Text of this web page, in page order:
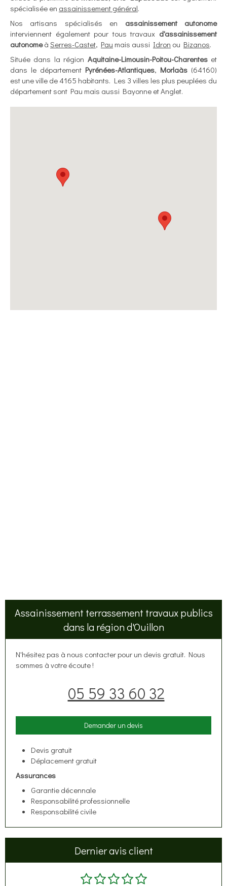
spécialisée en assainissement général.
Nos artisans spécialisés en assainissement autonome
interviennent également pour tous travaux d'assainissement
autonomeà Serres-Castet, Pau mais aussi Idron ou Bizanos.
Située dans la région Aquitaine-Limousin-Poitou-Charenteset
dans le département Pyrénées-Atlantiques, Morlaàs (64160)
est une ville de 4165 habitants. Les 3 villes les plus peuplées du
département sont Pau mais aussi Bayonne et Anglet.
Assainissement terrassement travaux publics
dans la région d'Ouillon
N'hésitez pas à nous contacter pour un devis gratuit. Nous
sommes à votre écoute !
05 59 33 60 32
Demander un devis
Devis gratuit
Déplacement gratuit
Assurances
Garantie décennale
Responsabilité professionnelle
Responsabilité civile
Dernier avis client